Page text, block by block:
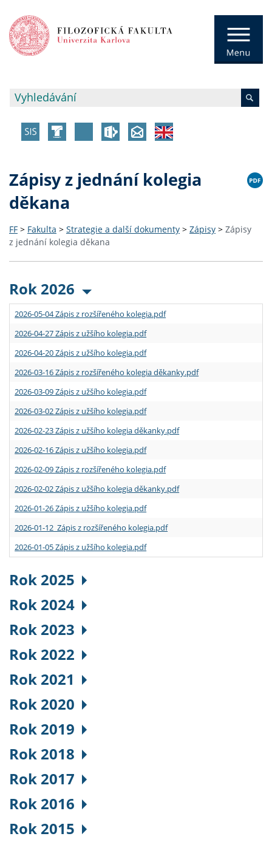
Zápisy z jednání kolegia
děkana
FF > Fakulta > Strategie a další dokumenty > Zápisy > Zápisy
z jednání kolegia děkana
Rok 2026
2026-05-04 Zápis z rozšířeného kolegia.pdf
2026-04-27 Zápis z užšího kolegia.pdf
2026-04-20 Zápis z užšího kolegia.pdf
2026-03-16 Zápis z rozšířeného kolegia děkanky.pdf
2026-03-09 Zápis z užšího kolegia.pdf
2026-03-02 Zápis z užšího kolegia.pdf
2026-02-23 Zápis z užšího kolegia děkanky.pdf
2026-02-16 Zápis z užšího kolegia.pdf
2026-02-09 Zápis z rozšířeného kolegia.pdf
2026-02-02 Zápis z užšího kolegia děkanky.pdf
2026-01-26 Zápis z užšího kolegia.pdf
2026-01-12 Zápis z rozšířeného kolegia.pdf
2026-01-05 Zápis z užšího kolegia.pdf
Rok 2025
Rok 2024
Rok 2023
Rok 2022
Rok 2021
Rok 2020
Rok 2019
Rok 2018
Rok 2017
Rok 2016
Rok 2015